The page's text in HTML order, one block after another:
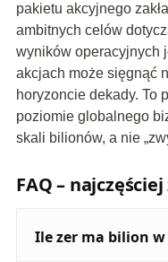
pakietu akcyjnego
ambitnych celów
wyników operacyjnych
akcjach może sięgnąć
horyzoncie dekady. To
poziomie globalnego
skali bilionów, a nie
FAQ –
Ile zer ma bilion w